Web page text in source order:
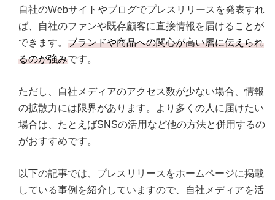
自社のWebサイトやブログでプレスリリースを発表すれ
ば、自社のファンや既存顧客に直接情報を届けることが
できます。 ブランドや商品への関心が高い層に伝えられ
るのが強みです。
ただし、自社メディアのアクセス数が少ない場合、情報
の拡散力には限界があります。より多くの人に届けたい
場合は、たとえばSNSの活用など他の方法と併用するの
がおすすめです。
以下の記事では、プレスリリースをホームページに掲載
している事例を紹介していますので、自社メディアを活